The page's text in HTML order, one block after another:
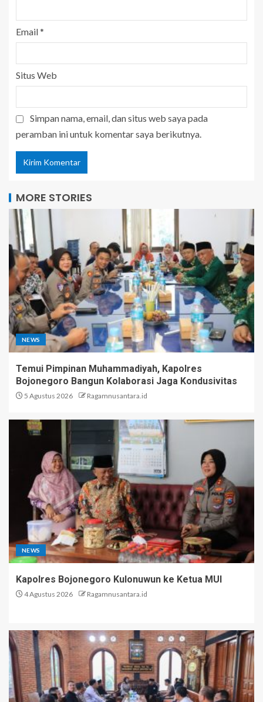
Email*
Situs Web
Simpan nama, email, dan situs web saya pada
peramban ini untuk komentar saya berikutnya.
MORE STORIES
NEWS
Temui Pimpinan Muhammadiyah, Kapolres
Bojonegoro Bangun Kolaborasi Jaga Kondusivitas
5 Agustus 2026 Ragamnusantara.id
NEWS
Kapolres Bojonegoro Kulonuwun ke Ketua MUI
4 Agustus 2026 Ragamnusantara.id